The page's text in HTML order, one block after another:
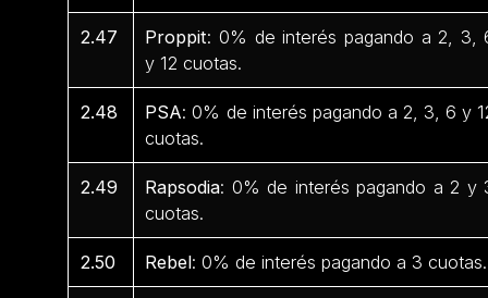
2.47 Proppit: 0% de interés pagando a 2, 3,
y 12 cuotas.
2.48 PSA: 0% de interés pagando a 2, 3, 6 y
cuotas.
2.49 Rapsodia: 0% de interés pagando a 2 y
cuotas.
2.50 Rebel: 0% de interés pagando a 3 cuotas.